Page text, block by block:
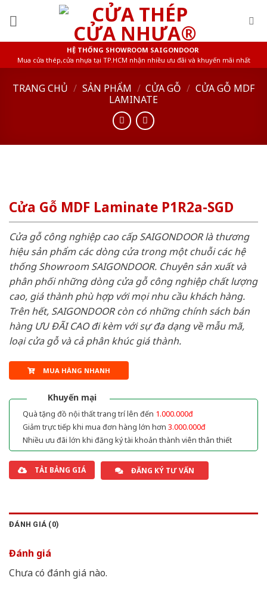
HỆ THỐNG SHOWROOM SAIGONDOOR
Mua cửa thép,cửa nhựa tại TP.HCM nhận nhiều ưu đãi và khuyến mãi nhất
TRANG CHỦ / SẢN PHẨM / CỬA GỖ / CỬA GỖ MDF
LAMINATE
Cửa Gỗ MDF Laminate P1R2a-SGD
Cửa gỗ công nghiệp cao cấp SAIGONDOOR là thương
hiệu sản phẩm các dòng cửa trong một chuỗi các hệ
thống Showroom SAIGONDOOR. Chuyên sản xuất và
phân phối những dòng cửa gỗ công nghiệp chất lượng
cao, giá thành phù hợp với mọi nhu cầu khách hàng.
Trên hết, SAIGONDOOR còn có những chính sách bán
hàng ƯU ĐÃI CAO đi kèm với sự đa dạng về mẫu mã,
loại cửa gỗ và cả phân khúc giá thành.
MUA HÀNG NHANH
Khuyến mại
Quà tặng đồ nội thất trang trí lên đến 1.000.000đ
Giảm trực tiếp khi mua đơn hàng lớn hơn 3.000.000đ
Nhiều ưu đãi lớn khi đăng ký tài khoản thành viên thân thiết
TẢI BẢNG GIÁ ĐĂNG KÝ TƯ VẤN
ĐÁNH GIÁ (0)
Đánh giá
Chưa có đánh giá nào.